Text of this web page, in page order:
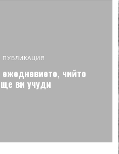
ПУБЛИКАЦИЯ
чийто
ви учуди